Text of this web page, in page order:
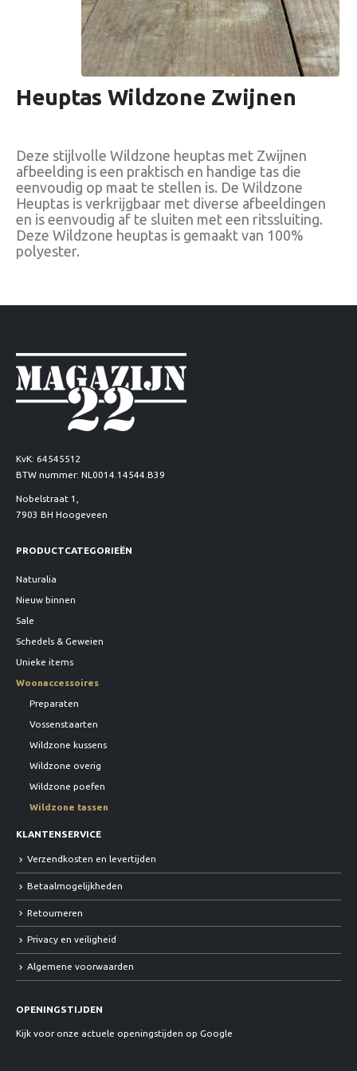
Heuptas Wildzone Zwijnen
Deze stijlvolle Wildzone heuptas met Zwijnen
afbeelding is een praktisch en handige tas die
eenvoudig op maat te stellen is. De Wildzone
Heuptas is verkrijgbaar met diverse afbeeldingen
en is eenvoudig af te sluiten met een ritssluiting.
Deze Wildzone heuptas is gemaakt van 100%
polyester.
KvK: 64545512
BTW nummer: NL0014.14544.B39
Nobelstraat 1,
7903 BH Hoogeveen
PRODUCTCATEGORIEËN
Naturalia
Nieuw binnen
Sale
Schedels & Geweien
Unieke items
Woonaccessoires
Preparaten
Vossenstaarten
Wildzone kussens
Wildzone overig
Wildzone poefen
Wildzone tassen
KLANTENSERVICE
Verzendkosten en levertijden
Betaalmogelijkheden
Retourneren
Privacy en veiligheid
Algemene voorwaarden
OPENINGSTIJDEN
Kijk voor onze actuele openingstijden op Google